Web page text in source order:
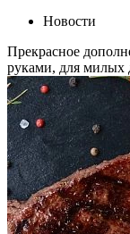
Новости
Прекрасное
руками, для милых